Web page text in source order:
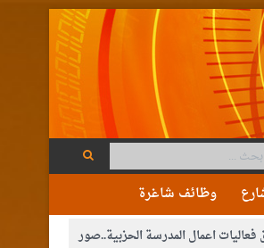
وظائف شاغرة
اعمال المدرسة الحزبية..صور